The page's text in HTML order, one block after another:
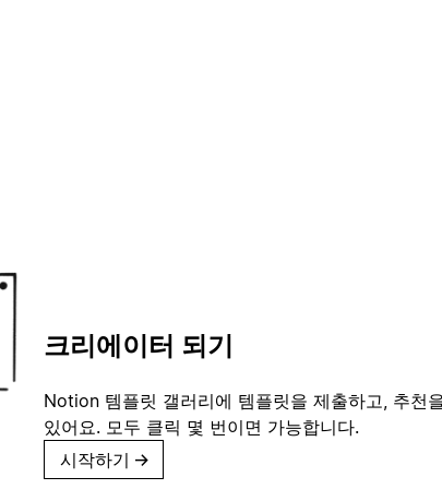
크리에이터 되기
Notion 템플릿 갤러리에 템플릿을 제출하고, 추천
있어요. 모두 클릭 몇 번이면 가능합니다.
시작하기 →